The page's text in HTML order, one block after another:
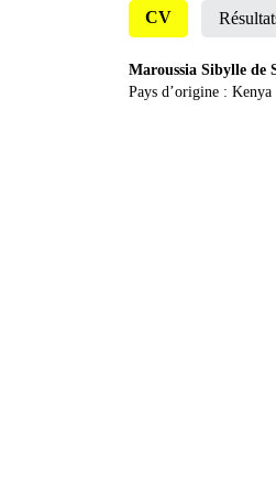
CV
Maroussia Sibylle de
Pays d’origine : Kenya